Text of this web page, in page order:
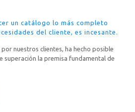
un catálogo lo más completo
del cliente, es incesante.
nuestros clientes, ha hecho posible
superación la premisa fundamental de